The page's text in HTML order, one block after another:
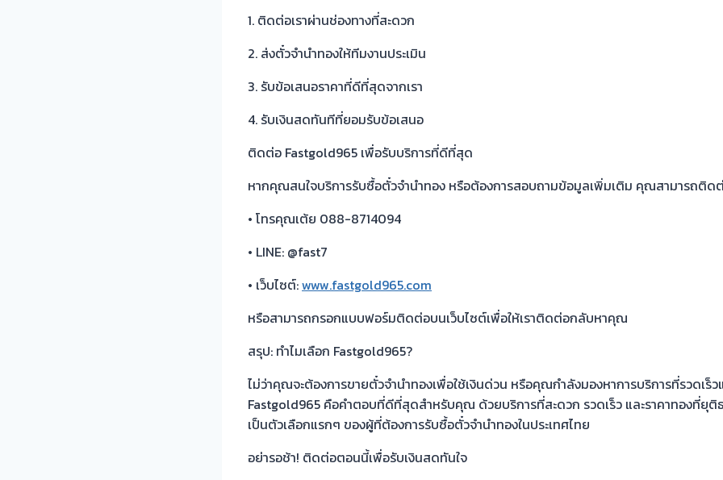
1. ติดต่อเราผ่านช่องทางที่สะดวก
2. ส่งตั๋วจำนำทองให้ทีมงานประเมิน
3. รับข้อเสนอราคาที่ดีที่สุดจากเรา
4. รับเงินสดทันทีที่ยอมรับข้อเสนอ
ติดต่อ Fastgold965 เพื่อรับบริการที่ดีที่สุด
หากคุณสนใจบริการรับซื้อตั๋วจำนำทอง หรือต้องการสอบถามข้อมูลเพิ่มเติม คุณสามารถติดต่
• โทรคุณเต้ย 088-8714094
• LINE: @fast7
• เว็บไซต์:www.fastgold965.com
หรือสามารถกรอกแบบฟอร์มติดต่อบนเว็บไซต์เพื่อให้เราติดต่อกลับหาคุณ
สรุป: ทำไมเลือก Fastgold965?
ไม่ว่าคุณจะต้องการขายตั๋วจำนำทองเพื่อใช้เงินด่วน หรือคุณกำลังมองหาการบริการที่รวดเร็
Fastgold965 คือคำตอบที่ดีที่สุดสำหรับคุณ ด้วยบริการที่สะดวก รวดเร็ว และราคาทองที่ยุติธ
เป็นตัวเลือกแรกๆ ของผู้ที่ต้องการรับซื้อตั๋วจำนำทองในประเทศไทย
อย่ารอช้า! ติดต่อตอนนี้เพื่อรับเงินสดทันใจ